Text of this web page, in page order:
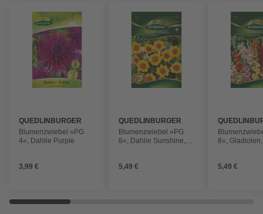
QUEDLINBURGER
Blumenzwiebel »PG
4«, Dahlie Purple
3,99 €
QUEDLINBURGER
Blumenzwiebel »PG
8«, Dahlie Sunshine,
5,49 €
8«,
5,49 €